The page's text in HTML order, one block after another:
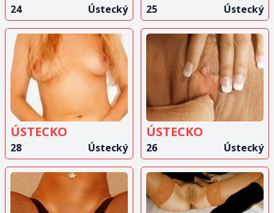
24 Ústecký 25 Ústecký
ZOBRAZIT
INZERÁT
ÚSTECKO
28 Ústecký
ZOBRAZIT
INZERÁT
ÚSTECKO
26 Ústecký
ZOBRAZIT
ZOBRAZIT